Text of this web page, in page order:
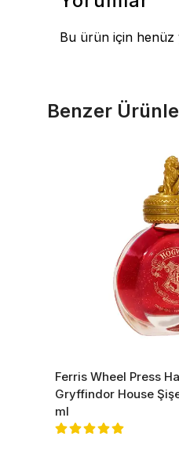
Bu ürün için henüz
Benzer
Ferris Wheel Press
Gryffindor House
ml